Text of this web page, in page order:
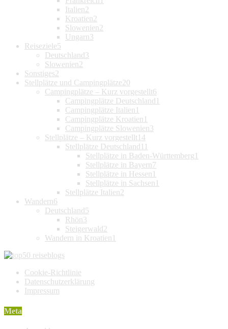
Italien2
Kroatien2
Slowenien2
Ungarn3
Reiseziele5
Deutschland3
Slowenien2
Sonstiges2
Stellplätze und Campingplätze20
Campingplätze – Kurz vorgestellt6
Campingplätze Deutschland 1
Campingplätze Italien 1
Campingplätze Kroatien 1
Campingplätze Slowenien3
Stellplätze – Kurz vorgestellt 14
Stellplätze Deutschland 11
Stellplätze in Baden-Württemberg 1
Stellplätze in Bayern7
Stellplätze in Hessen 1
Stellplätze in Sachsen 1
Stellplätze Italien2
Wandern6
Deutschland5
Rhön3
Steigerwald2
Wandern in Kroatien 1
Cookie-Richtlinie
Datenschutzerklärung
Impressum
Meta